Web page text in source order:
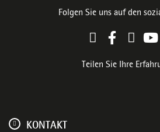
Folgen Sie uns auf den
Teilen Sie Ihre
KONTAKT